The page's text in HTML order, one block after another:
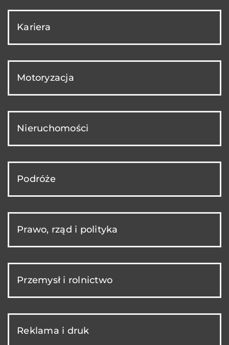
Kariera
Motoryzacja
Nieruchomości
Podróże
Prawo, rząd i polityka
Przemysł i rolnictwo
Reklama i druk